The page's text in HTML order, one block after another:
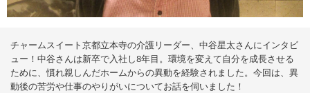
ィ
ア
チャームスイート京都立本寺の介護リーダー、中谷星太さんにインタビ
ュー！中谷さんは新卒で入社し8年目。環境を変えて自分を成長させる
ために、慣れ親しんだホームからの異動を経験されました。今回は、異
動後の苦労や仕事のやりがいについてお話を伺いました！